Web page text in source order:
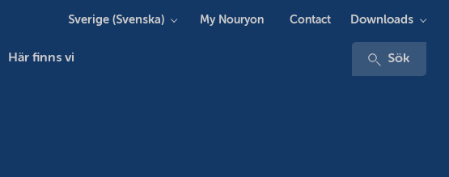
Här finns vi Sök
Sverige (Svenska) My Nouryon Contact Downloads